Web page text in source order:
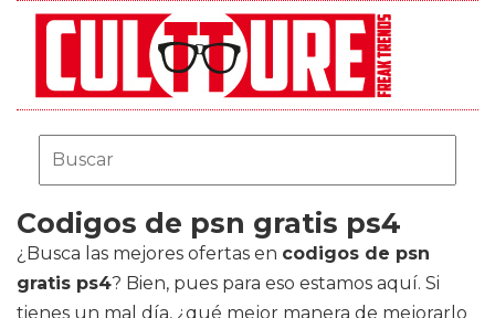
Codigos de psn gratis ps4
¿Busca las mejores ofertas en codigos de psn
gratis ps4? Bien, pues para eso estamos aquí. Si
tienes un mal día, ¿qué mejor manera de mejorarlo